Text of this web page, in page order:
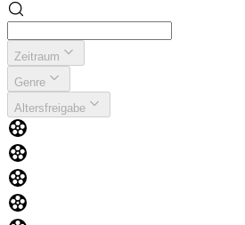
Zeitraum
Genre
Altersfreigabe